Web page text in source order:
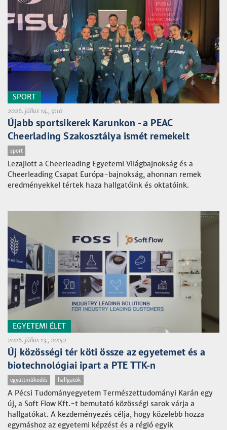
SPORT
2026. július 14., 9:10
Újabb sportsikerek Karunkon - a PEAC
Cheerlading Szakosztálya ismét remekelt
sport
Lezajlott a Cheerleading Egyetemi Világbajnokság és a
Cheerleading Csapat Európa-bajnokság, ahonnan remek
eredményekkel tértek haza hallgatóink és oktatóink.
EGYETEMI ÉLET
2026. július 13., 20:52
Új közösségi tér köti össze az egyetemet és a
biotechnológiai ipart a PTE TTK-n
együttműködés hallgatók
A Pécsi Tudományegyetem Természettudományi Karán egy
új, a Soft Flow Kft.-t bemutató közösségi sarok várja a
hallgatókat. A kezdeményezés célja, hogy közelebb hozza
egymáshoz az egyetemi képzést és a régió egyik